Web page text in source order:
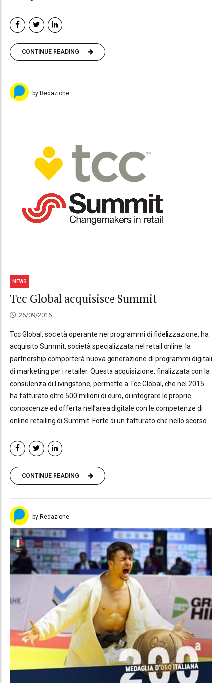
CONTINUE READING
by Redazione
NEWS
Tcc Global acquisisce Summit
26/09/2016
Tcc Global, società operante nei programmi di fidelizzazione, ha
acquisito Summit, società specializzata nel retail online: la
partnership comporterà nuova generazione di programmi digitali
di marketing per i retailer. Questa acquisizione, finalizzata con la
consulenza di Livingstone, permette a Tcc Global, che nel 2015
ha fatturato oltre 500 milioni di euro, di integrare le proprie
conoscenze ed offerta nell’area digitale con le competenze di
online retailing di Summit. Forte di un fatturato che nello scorso...
CONTINUE READING
by Redazione